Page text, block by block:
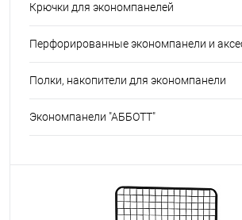
Крючки для экономпанелей
Перфорированные экономпанели и
Полки, накопители для экономпанели
Экономпанели "АББОТТ"